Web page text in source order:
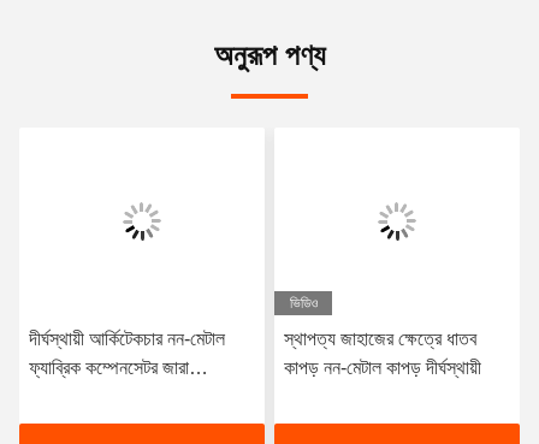
অনুরূপ পণ্য
দীর্ঘস্থায়ী আর্কিটেকচার নন-মেটাল
ফ্যাব্রিক কম্পেনসেটর জারা
ধরে পরিষেবা জীবন
ভিডিও
স্থাপত্য জাহাজের ক্ষেত্রে ধাতব
কাপড় নন-মেটাল কাপড় দীর্ঘস্থায়ী